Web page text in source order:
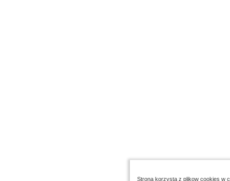
Strona korzysta z plikow cookies w